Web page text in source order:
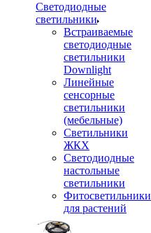
Светодиодные
светильники
Встраиваемые
светодиодные
светильники
Downlight
Линейные
сенсорные
светильники
(мебельные)
Светильники
ЖКХ
Светодиодные
настольные
светильники
Фитосветильники
для растений